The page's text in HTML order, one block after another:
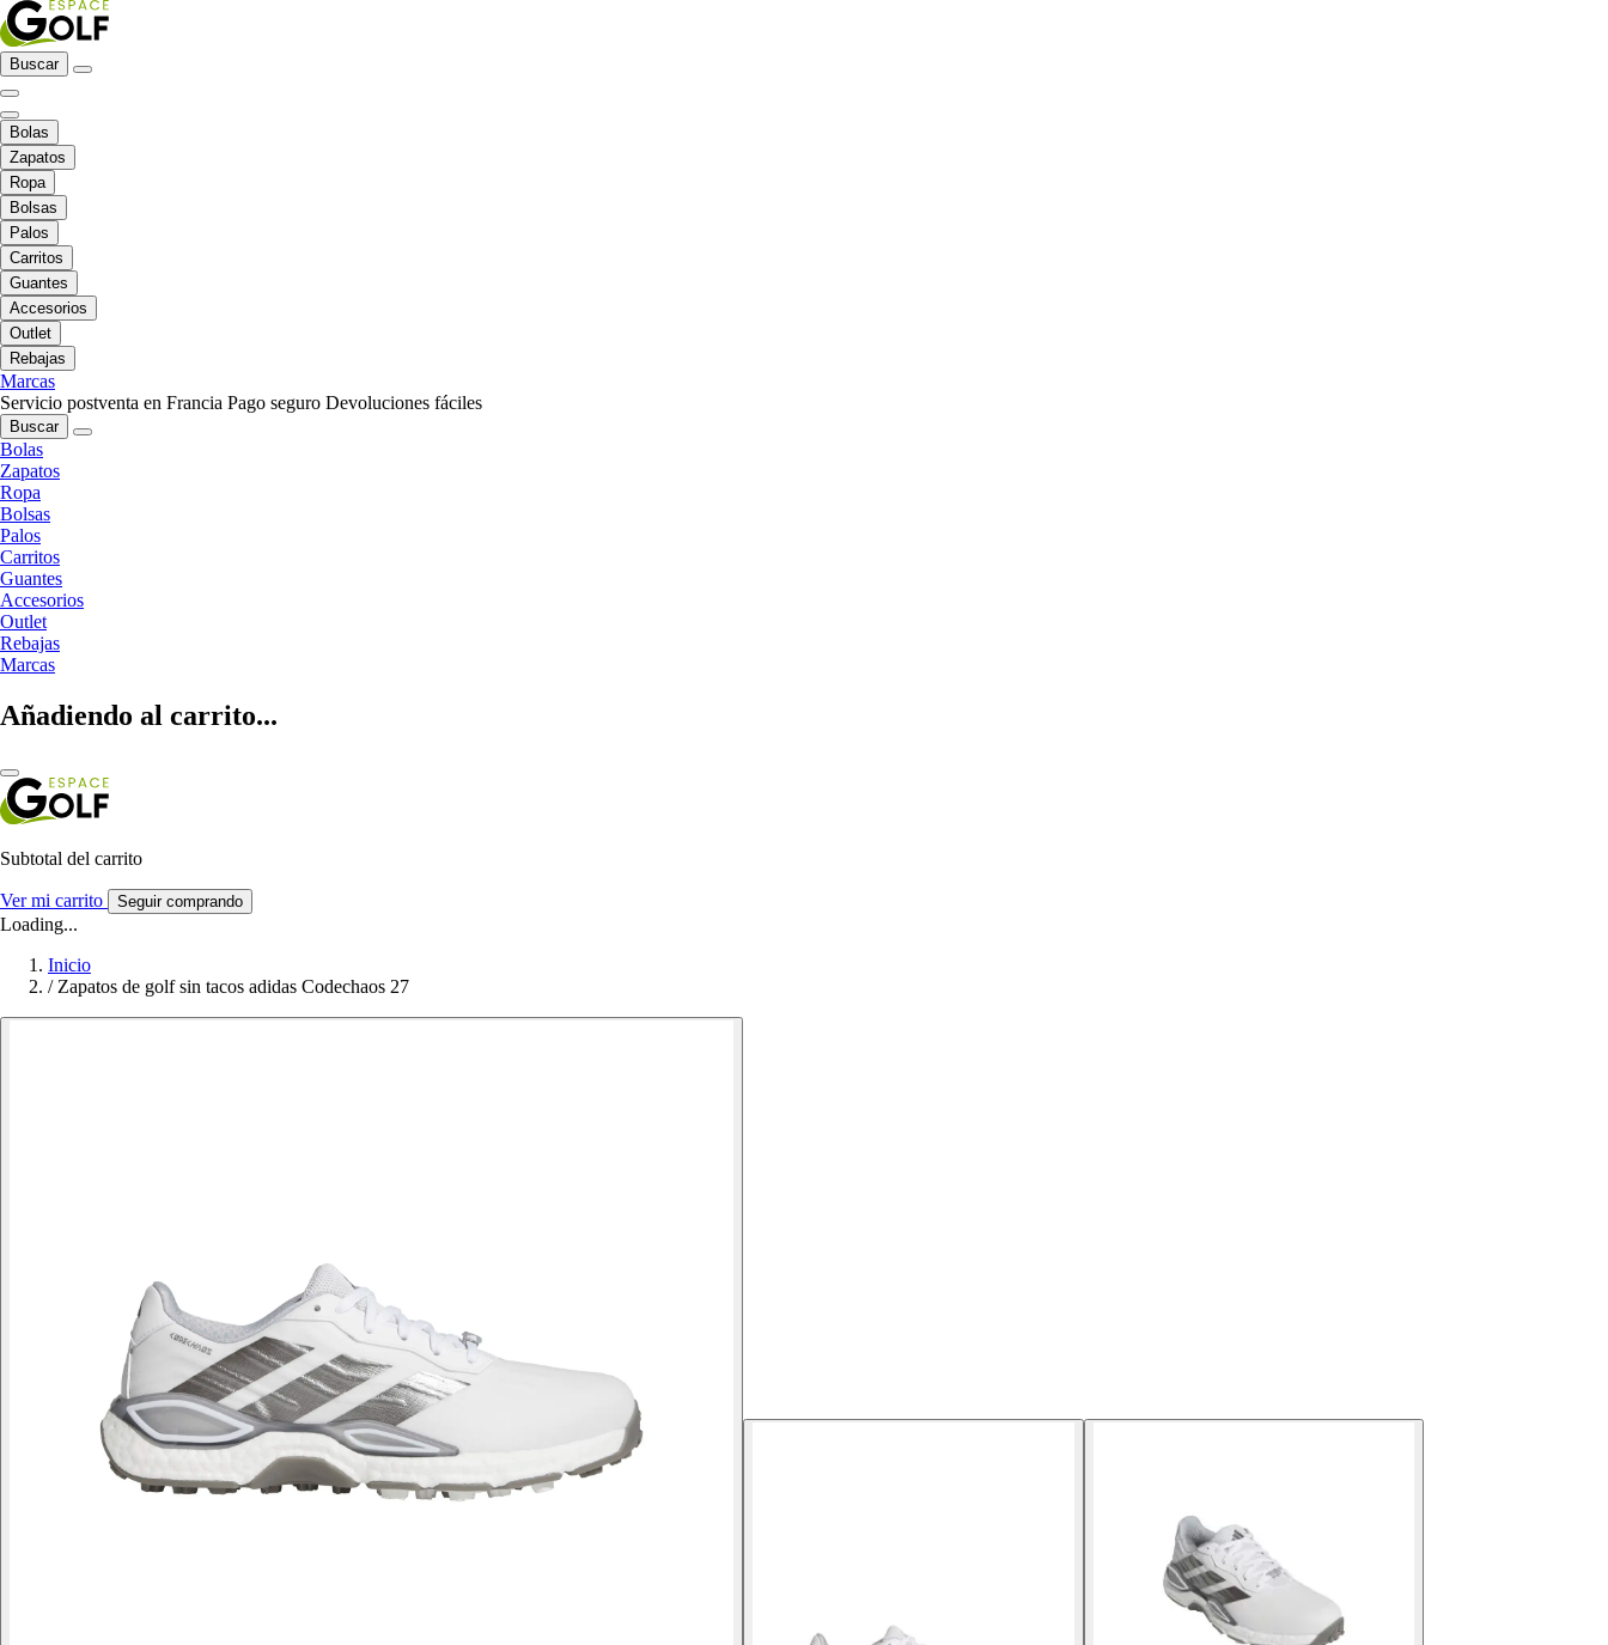
Buscar
Bolas
Zapatos
Ropa
Bolsas
Palos
Carritos
Guantes
Accesorios
Outlet
Rebajas
Marcas
Servicio postventa en Francia Pago seguro Devoluciones fáciles
Buscar
Bolas
Zapatos
Ropa
Bolsas
Palos
Carritos
Guantes
Accesorios
Outlet
Rebajas
Marcas
Añadiendo al carrito...
Subtotal del carrito
Ver mi carrito Seguir comprando
Loading...
Inicio
/ Zapatos de golf sin tacos adidas Codechaos 27